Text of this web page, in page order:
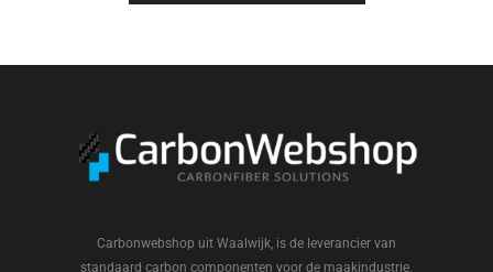
Carbonwebshop uit Waalwijk, is de leverancier van
standaard carbon componenten voor de maakindustrie.